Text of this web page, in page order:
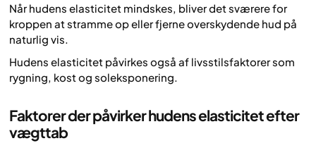
Når hudens elasticitet mindskes, bliver det sværere for
kroppen at stramme op eller fjerne overskydende hud på
naturlig vis.
Hudens elasticitet påvirkes også af livsstilsfaktorer som
rygning, kost og soleksponering.
Faktorer der påvirker hudens elasticitet efter
vægttab